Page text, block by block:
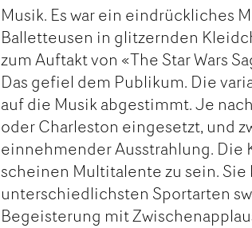
Musik. Es war ein eindrückliches
Balletteusen in glitzernden
zum Auftakt von «The Star Wars
Das gefiel dem Publikum. Die
auf die Musik abgestimmt. Je
oder Charleston eingesetzt, und
einnehmender Ausstrahlung.
scheinen Multitalente zu sein.
unterschiedlichsten Sportarten
Begeisterung mit